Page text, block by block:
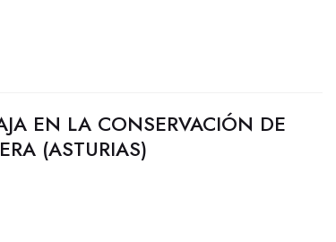
EN LA CONSERVACIÓN DE
(ASTURIAS)